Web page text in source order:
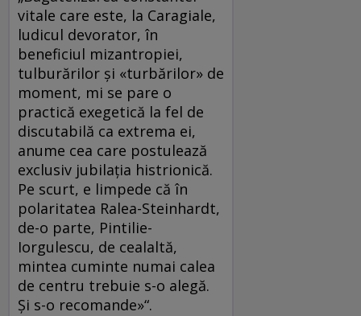
vitale care este, la Caragiale,
ludicul devorator, în
beneficiul mizantropiei,
tulburărilor şi «turbărilor» de
moment, mi se pare o
practică exegetică la fel de
discutabilă ca extrema ei,
anume cea care postulează
exclusiv jubilaţia histrionică.
Pe scurt, e limpede că în
polaritatea Ralea-Steinhardt,
de-o parte, Pintilie-
Iorgulescu, de cealaltă,
mintea cuminte numai calea
de centru trebuie s-o alegă.
Şi s-o recomande»“.